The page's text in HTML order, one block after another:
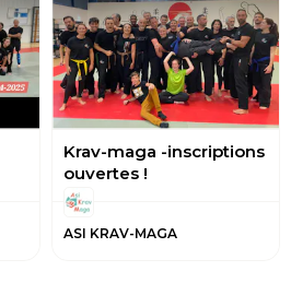
Krav-maga -inscriptions
ouvertes !
ASI KRAV-MAGA